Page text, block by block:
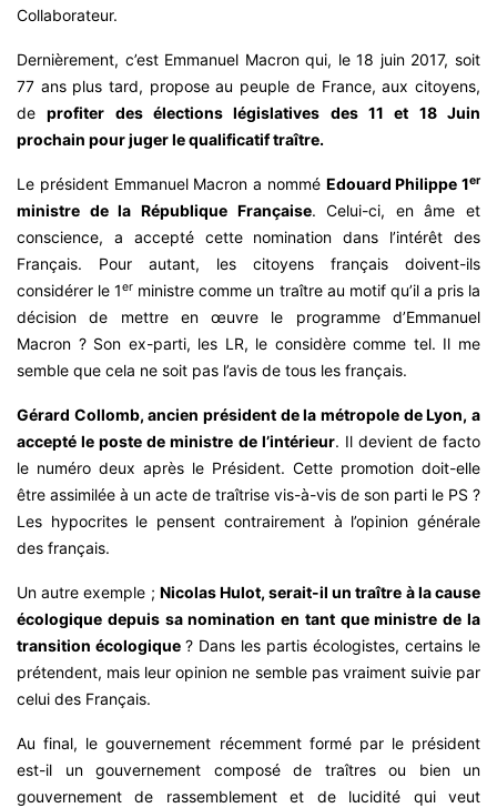
Collaborateur.
Dernièrement, c’est Emmanuel Macron qui, le 18 juin 2017, soit
77 ans plus tard, propose au peuple de France, aux citoyens,
deprofiter des élections législatives des 11 et 18 Juin
prochain pour juger le qualificatif traître.
Le président Emmanuel Macron a nommé Edouard Philippe 1er
ministre de la République Française. Celui-ci, en âme et
conscience, a accepté cette nomination dans l’intérêt des
Français. Pour autant, les citoyens français doivent-ils
considérer le 1er ministre comme un traître au motif qu’il a pris la
décision de mettre en œuvre le programme d’Emmanuel
Macron ? Son ex-parti, les LR, le considère comme tel. Il me
semble que cela ne soit pas l’avis de tous les français.
Gérard Collomb, ancien président de la métropole de Lyon, a
accepté le poste de ministre de l’intérieur. Il devient de facto
le numéro deux après le Président. Cette promotion doit-elle
être assimilée à un acte de traîtrise vis-à-vis de son parti le PS ?
Les hypocrites le pensent contrairement à l’opinion générale
des français.
Un autre exemple ; Nicolas Hulot, serait-il un traître à la cause
écologique depuis sa nomination en tant que ministre de la
transition écologique ? Dans les partis écologistes, certains le
prétendent, mais leur opinion ne semble pas vraiment suivie par
celui des Français.
Au final, le gouvernement récemment formé par le président
est-il un gouvernement composé de traîtres ou bien un
gouvernement de rassemblement et de lucidité qui veut